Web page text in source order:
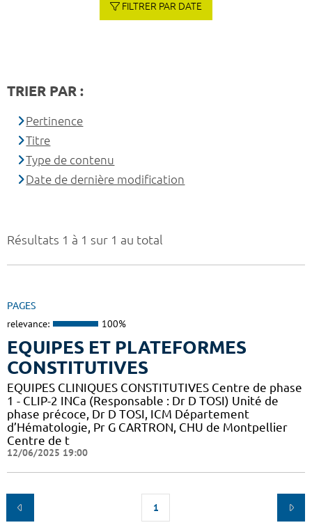
Résultats 1 à 1 sur 1 au total
PAGES
relevance: 100%
EQUIPES ET PLATEFORMES
CONSTITUTIVES
EQUIPES CLINIQUES CONSTITUTIVES Centre de phase
1 - CLIP-2 INCa (Responsable : Dr D TOSI) Unité de
phase précoce, Dr D TOSI, ICM Département
d’Hématologie, Pr G CARTRON, CHU de Montpellier
Centre de t
12/06/2025 19:00
1
FILTRER PAR DATE
TRIER PAR :
Pertinence
Titre
Type de contenu
Date de dernière modification